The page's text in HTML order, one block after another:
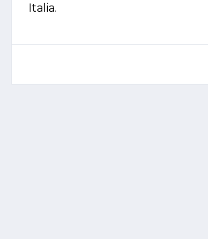
Italia.